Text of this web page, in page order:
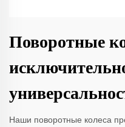
Поворотные
Наши поворотные колеса